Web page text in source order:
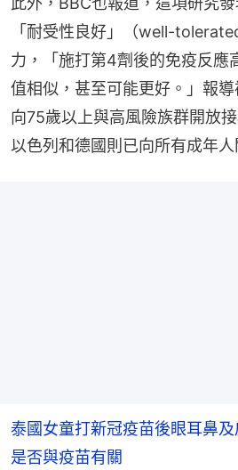
「耐受性良好」（well-
力，「施打第4劑後的免疫反應
值相似，甚至可能更好。」報
向75歲以上與高風險族群開放
以色列和德國則已向所有成年人
泰國女童打新冠疫苗後眼耳鼻
是否與疫苗有關